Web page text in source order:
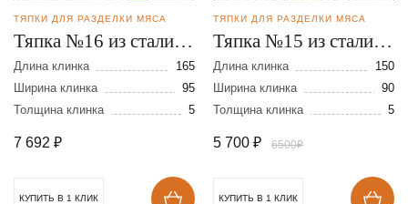
ТЯПКИ ДЛЯ РАЗДЕЛКИ МЯСА
Тяпка №16 из стали
110Х18
Длина клинка
165
Ширина клинка
95
Толщина клинка
5
7 692 ₽
КУПИТЬ В 1 КЛИК
ТЯПКИ ДЛЯ РАЗДЕЛКИ МЯСА
Тяпка №15 из стали
110Х18
Длина клинка
150
Ширина клинка
90
Толщина клинка
5
5 700 ₽ 6500₽
КУПИТЬ В 1 КЛИК